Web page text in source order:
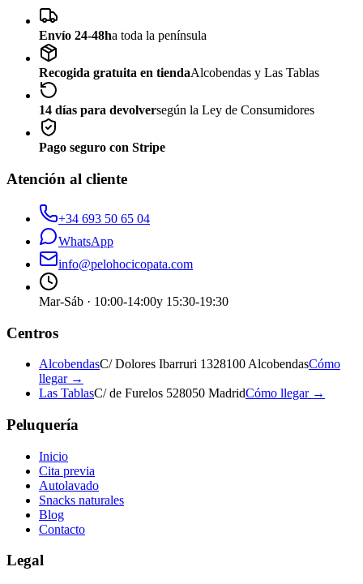
Envío 24-48ha toda la península
Recogida gratuita en tiendaAlcobendas y Las Tablas
14 días para devolversegún la Ley de Consumidores
Pago seguro con Stripe
Atención al cliente
+34 693 50 65 04
WhatsApp
info@pelohocicopata.com
Mar-Sáb · 10:00-14:00y 15:30-19:30
Centros
AlcobendasC/ Dolores Ibarruri 1328100 AlcobendasCómo
llegar →
Las TablasC/ de Furelos 528050 MadridCómo llegar →
Peluquería
Inicio
Cita previa
Autolavado
Snacks naturales
Blog
Contacto
Legal